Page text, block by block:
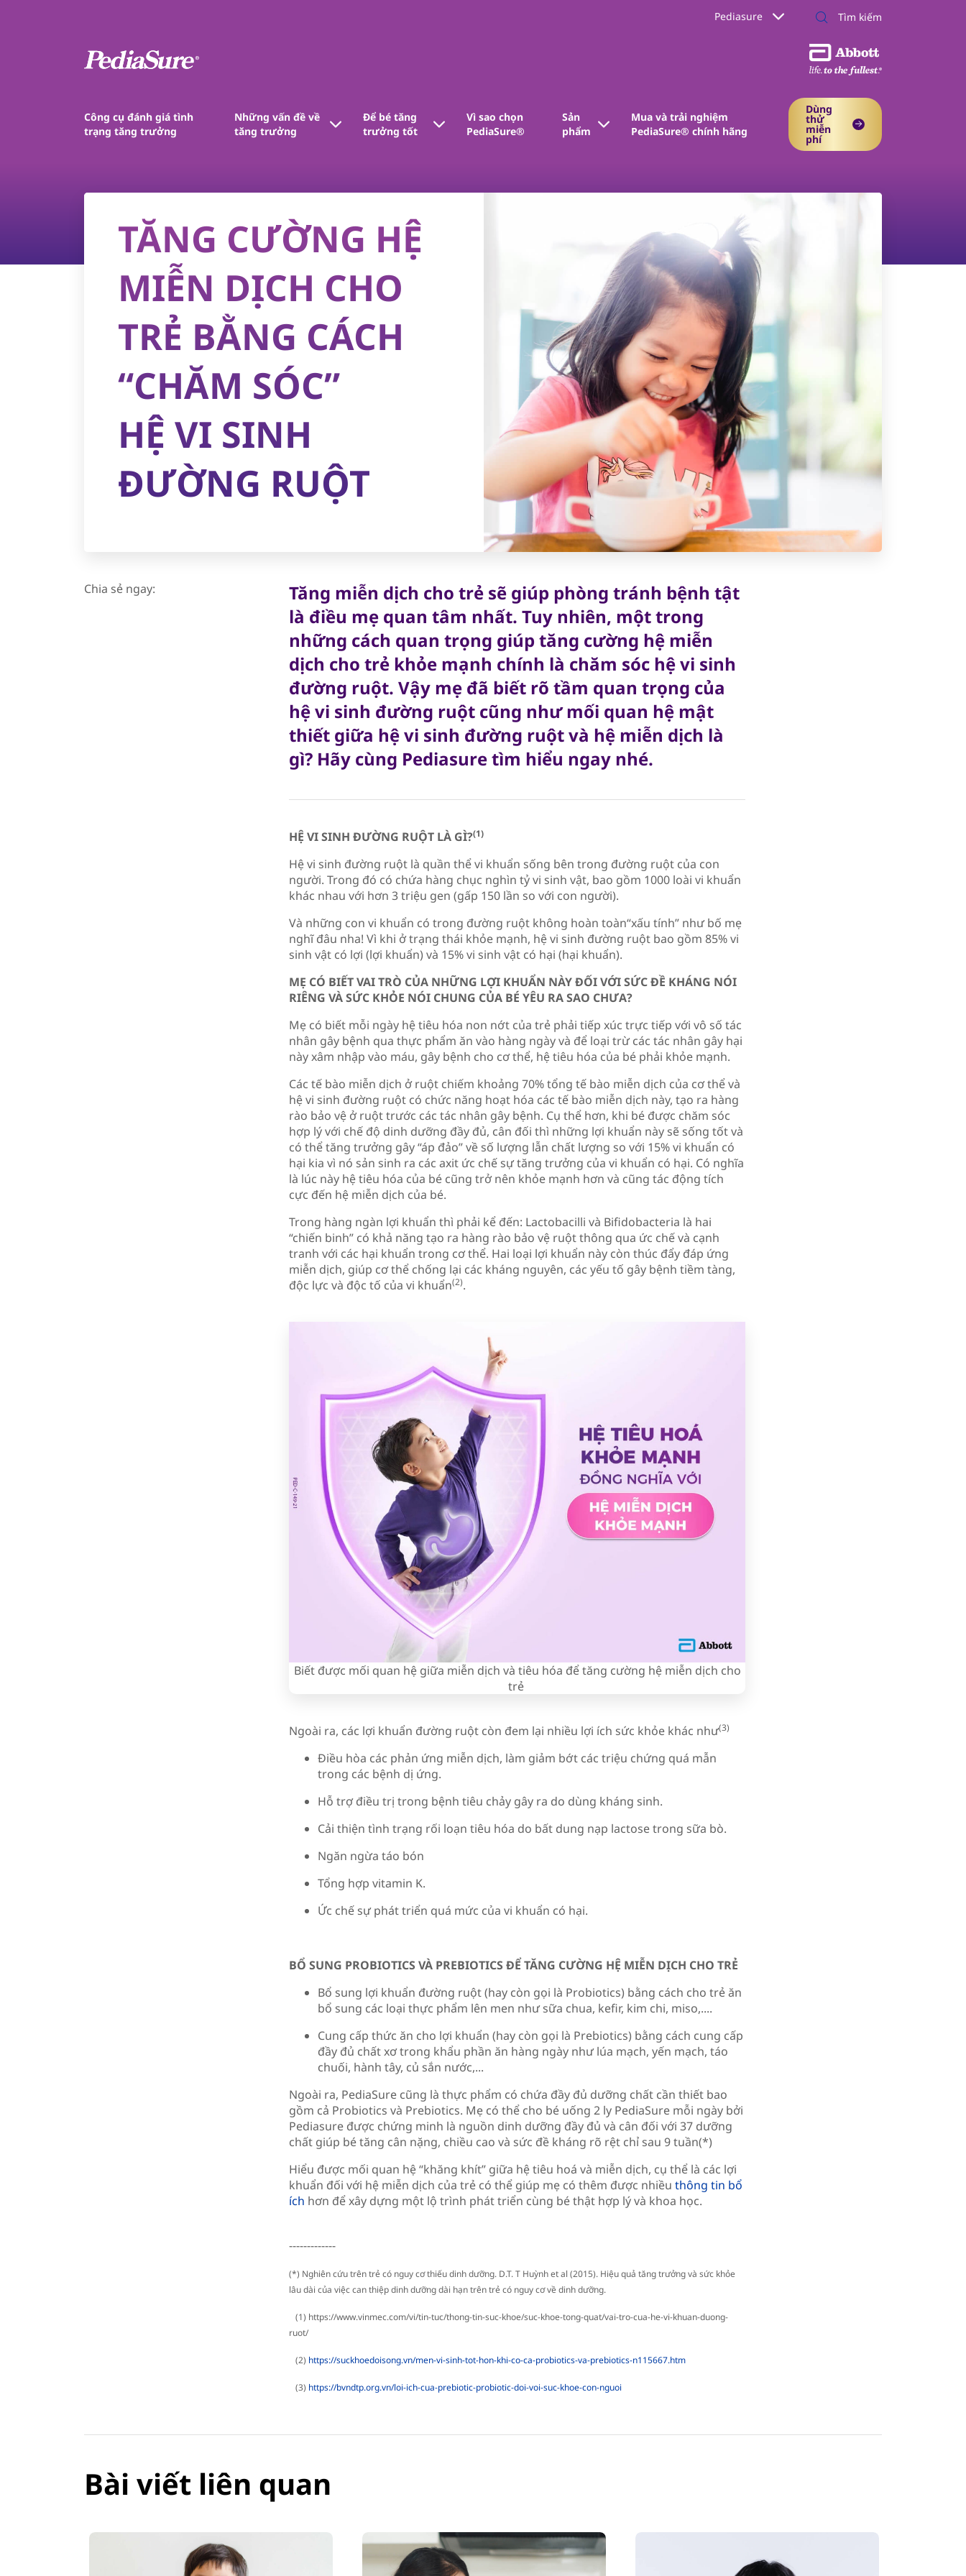
Pediasure
Công cụ đánh giá tình
trạng tăng trưởng
Những vấn đề về
tăng trưởng
Để bé tăng
trưởng tốt​
Vì sao chọn
PediaSure®
Sản
phẩm
Mua và trải nghiệm
PediaSure® chính hãng
Dùng
thử
miễn
phí​
TĂNG CƯỜNG HỆ
MIỄN DỊCH CHO
TRẺ BẰNG CÁCH
“CHĂM SÓC”
HỆ VI SINH
ĐƯỜNG RUỘT
Chia sẻ ngay:
Tăng miễn dịch cho trẻ sẽ giúp phòng tránh bệnh tật
là điều mẹ quan tâm nhất. Tuy nhiên, một trong
những cách quan trọng giúp tăng cường hệ miễn
dịch cho trẻ khỏe mạnh chính là chăm sóc hệ vi sinh
đường ruột. Vậy mẹ đã biết rõ tầm quan trọng của
hệ vi sinh đường ruột cũng như mối quan hệ mật
thiết giữa hệ vi sinh đường ruột và hệ miễn dịch là
gì? Hãy cùng Pediasure tìm hiểu ngay nhé.
HỆ VI SINH ĐƯỜNG RUỘT LÀ GÌ?(1)
Hệ vi sinh đường ruột là quần thể vi khuẩn sống bên trong đường ruột của con
người. Trong đó có chứa hàng chục nghìn tỷ vi sinh vật, bao gồm 1000 loài vi khuẩn
khác nhau với hơn 3 triệu gen (gấp 150 lần so với con người).
Và những con vi khuẩn có trong đường ruột không hoàn toàn“xấu tính” như bố mẹ
nghĩ đâu nha! Vì khi ở trạng thái khỏe mạnh, hệ vi sinh đường ruột bao gồm 85% vi
sinh vật có lợi (lợi khuẩn) và 15% vi sinh vật có hại (hại khuẩn).
MẸ CÓ BIẾT VAI TRÒ CỦA NHỮNG LỢI KHUẨN NÀY ĐỐI VỚI SỨC ĐỀ KHÁNG NÓI
RIÊNG VÀ SỨC KHỎE NÓI CHUNG CỦA BÉ YÊU RA SAO CHƯA?
Mẹ có biết mỗi ngày hệ tiêu hóa non nớt của trẻ phải tiếp xúc trực tiếp với vô số tác
nhân gây bệnh qua thực phẩm ăn vào hàng ngày và để loại trừ các tác nhân gây hại
này xâm nhập vào máu, gây bệnh cho cơ thể, hệ tiêu hóa của bé phải khỏe mạnh.
Các tế bào miễn dịch ở ruột chiếm khoảng 70% tổng tế bào miễn dịch của cơ thể và
hệ vi sinh đường ruột có chức năng hoạt hóa các tế bào miễn dịch này, tạo ra hàng
rào bảo vệ ở ruột trước các tác nhân gây bệnh. Cụ thể hơn, khi bé được chăm sóc
hợp lý với chế độ dinh dưỡng đầy đủ, cân đối thì những lợi khuẩn này sẽ sống tốt và
có thể tăng trưởng gây “áp đảo” về số lượng lẫn chất lượng so với 15% vi khuẩn có
hại kia vì nó sản sinh ra các axit ức chế sự tăng trưởng của vi khuẩn có hại. Có nghĩa
là lúc này hệ tiêu hóa của bé cũng trở nên khỏe mạnh hơn và cũng tác động tích
cực đến hệ miễn dịch của bé.
Trong hàng ngàn lợi khuẩn thì phải kể đến: Lactobacilli và Bifidobacteria là hai
“chiến binh” có khả năng tạo ra hàng rào bảo vệ ruột thông qua ức chế và cạnh
tranh với các hại khuẩn trong cơ thể. Hai loại lợi khuẩn này còn thúc đẩy đáp ứng
miễn dịch, giúp cơ thể chống lại các kháng nguyên, các yếu tố gây bệnh tiềm tàng,
độc lực và độc tố của vi khuẩn(2).
Biết được mối quan hệ giữa miễn dịch và tiêu hóa để tăng cường hệ miễn dịch cho
trẻ ​
Ngoài ra, các lợi khuẩn đường ruột còn đem lại nhiều lợi ích sức khỏe khác như(3)
Điều hòa các phản ứng miễn dịch, làm giảm bớt các triệu chứng quá mẫn
trong các bệnh dị ứng.
Hỗ trợ điều trị trong bệnh tiêu chảy gây ra do dùng kháng sinh.
Cải thiện tình trạng rối loạn tiêu hóa do bất dung nạp lactose trong sữa bò.
Ngăn ngừa táo bón
Tổng hợp vitamin K.
Ức chế sự phát triển quá mức của vi khuẩn có hại.
BỔ SUNG PROBIOTICS VÀ PREBIOTICS ĐỂ TĂNG CƯỜNG HỆ MIỄN DỊCH CHO TRẺ
Bổ sung lợi khuẩn đường ruột (hay còn gọi là Probiotics) bằng cách cho trẻ ăn
bổ sung các loại thực phẩm lên men như sữa chua, kefir, kim chi, miso,....
Cung cấp thức ăn cho lợi khuẩn (hay còn gọi là Prebiotics) bằng cách cung cấp
đầy đủ chất xơ trong khẩu phần ăn hàng ngày như lúa mạch, yến mạch, táo
chuối, hành tây, củ sắn nước,...
Ngoài ra, PediaSure cũng là thực phẩm có chứa đầy đủ dưỡng chất cần thiết bao
gồm cả Probiotics và Prebiotics. Mẹ có thể cho bé uống 2 ly PediaSure mỗi ngày bởi
Pediasure được chứng minh là nguồn dinh dưỡng đầy đủ và cân đối với 37 dưỡng
chất giúp bé tăng cân nặng, chiều cao và sức đề kháng rõ rệt chỉ sau 9 tuần(*)
Hiểu được mối quan hệ “khăng khít” giữa hệ tiêu hoá và miễn dịch, cụ thể là các lợi
khuẩn đối với hệ miễn dịch của trẻ có thể giúp mẹ có thêm được nhiều thông tin bổ
ích hơn để xây dựng một lộ trình phát triển cùng bé thật hợp lý và khoa học.
-------------
(*) Nghiên cứu trên trẻ có nguy cơ thiếu dinh dưỡng. D.T. T Huỳnh et al (2015). Hiệu quả tăng trưởng và sức khỏe
lâu dài của việc can thiệp dinh dưỡng dài hạn trên trẻ có nguy cơ về dinh dưỡng.
(1) https://www.vinmec.com/vi/tin-tuc/thong-tin-suc-khoe/suc-khoe-tong-quat/vai-tro-cua-he-vi-khuan-duong-
ruot/
(2) https://suckhoedoisong.vn/men-vi-sinh-tot-hon-khi-co-ca-probiotics-va-prebiotics-n115667.htm
(3) https://bvndtp.org.vn/loi-ich-cua-prebiotic-probiotic-doi-voi-suc-khoe-con-nguoi
Bài viết liên quan